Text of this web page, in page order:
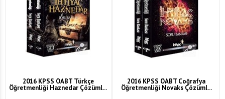
2016 KPSS ÖABT Türkçe
Öğretmenliği Haznedar Çözüml...
2016 KPSS ÖABT Coğrafya
Öğretmenliği Novaks Çözüml...